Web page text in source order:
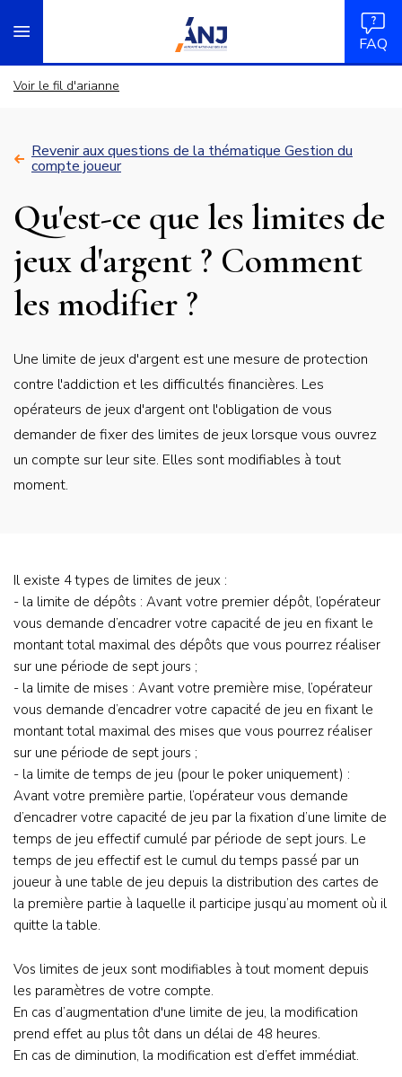
au
accueil
FAQ
Voir le fil d'arianne
Revenir aux questions de la thématique Gestion du
compte joueur
Qu'est-ce que les limites de
jeux d'argent ? Comment
les modifier ?
Réponse
courte
Une limite de jeux d'argent est une mesure de protection
contre l'addiction et les difficultés financières. Les
opérateurs de jeux d'argent ont l'obligation de vous
demander de fixer des limites de jeux lorsque vous ouvrez
un compte sur leur site. Elles sont modifiables à tout
moment.
Contenu
(questions
joueur)
Il existe 4 types de limites de jeux :
- la limite de dépôts : Avant votre premier dépôt, l’opérateur
vous demande d’encadrer votre capacité de jeu en fixant le
montant total maximal des dépôts que vous pourrez réaliser
sur une période de sept jours ;
- la limite de mises : Avant votre première mise, l’opérateur
vous demande d’encadrer votre capacité de jeu en fixant le
montant total maximal des mises que vous pourrez réaliser
sur une période de sept jours ;
- la limite de temps de jeu (pour le poker uniquement) :
Avant votre première partie, l’opérateur vous demande
d’encadrer votre capacité de jeu par la fixation d’une limite de
temps de jeu effectif cumulé par période de sept jours. Le
temps de jeu effectif est le cumul du temps passé par un
joueur à une table de jeu depuis la distribution des cartes de
la première partie à laquelle il participe jusqu’au moment où il
quitte la table.
Vos limites de jeux sont modifiables à tout moment depuis
les paramètres de votre compte.
En cas d’augmentation d'une limite de jeu, la modification
prend effet au plus tôt dans un délai de 48 heures.
En cas de diminution, la modification est d’effet immédiat.